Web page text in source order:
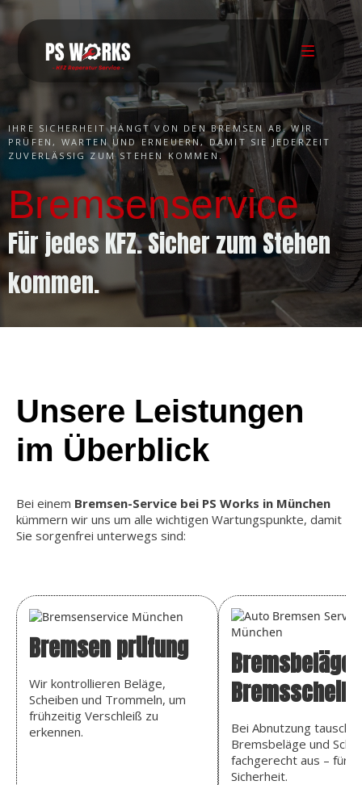
IHRE SICHERHEIT HÄNGT VON DEN BREMSEN AB. WIR
PRÜFEN, WARTEN UND ERNEUERN, DAMIT SIE JEDERZEIT
ZUVERLÄSSIG ZUM STEHEN KOMMEN.
Bremsenservice
Für jedes KFZ. Sicher zum Stehen
kommen.
Unsere Leistungen
im Überblick
Bei einem Bremsen-Service bei PS Works in München
kümmern wir uns um alle wichtigen Wartungspunkte, damit
Sie sorgenfrei unterwegs sind:
Bremsen prüfung
Wir kontrollieren Beläge,
Scheiben und Trommeln, um
frühzeitig Verschleiß zu
erkennen.
Bremsbeläge
Bei Abnutzung
Bremsbeläge und
fachgerecht aus – für
Sicherheit.